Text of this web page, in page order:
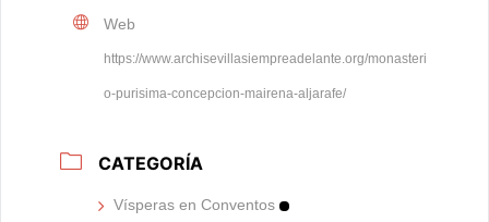
Web
https://www.archisevillasiempreadelante.org/monasteri
o-purisima-concepcion-mairena-aljarafe/
CATEGORÍA
Vísperas en Conventos